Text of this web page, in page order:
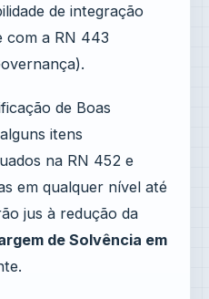
de integração
com a RN 443
de Boas
itens
na RN 452 e
em qualquer nível até
jus à redução da
de Solvência em